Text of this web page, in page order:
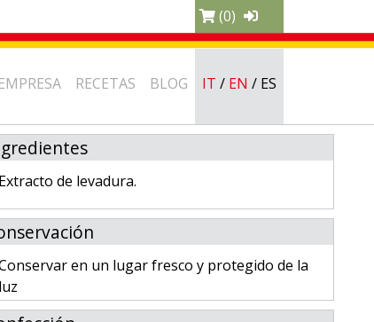
(0)
RECETAS BLOG IT / EN / ES
Extracto de levadura.
en un lugar fresco y protegido de la
luz